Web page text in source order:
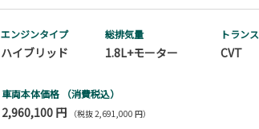
エンジンタイプ
ハイブリッド
総排気量
1.8L+モーター
トランス
CVT
車両本体価格 （消費税込）
2,960,100 円 （税抜 2,691,000 円）